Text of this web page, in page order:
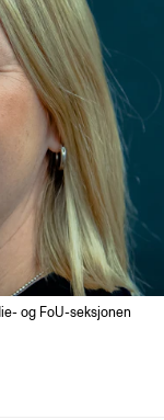
og FoU-seksjonen